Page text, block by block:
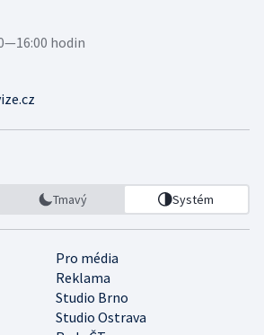
hodin
Tmavý Systém
Pro média
Reklama
Studio Brno
Studio Ostrava